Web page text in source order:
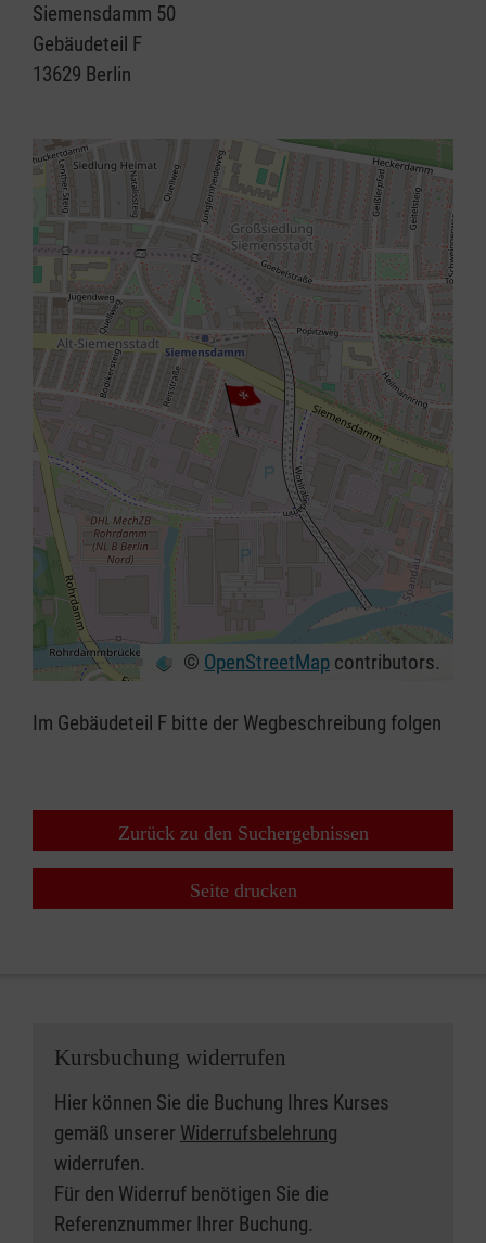
Siemensdamm 50
Gebäudeteil F
13629 Berlin
⇧
© OpenStreetMap contributors.
Im Gebäudeteil F bitte der Wegbeschreibung folgen
Zurück zu den Suchergebnissen
Seite drucken
Kursbuchung widerrufen
Hier können Sie die Buchung Ihres Kurses
gemäß unserer Widerrufsbelehrung
widerrufen.
Für den Widerruf benötigen Sie die
Referenznummer Ihrer Buchung.